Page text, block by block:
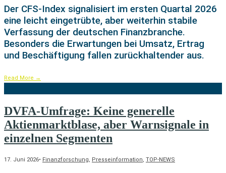
Der CFS-Index signalisiert im ersten Quartal 2026
eine leicht eingetrübte, aber weiterhin stabile
Verfassung der deutschen Finanzbranche.
Besonders die Erwartungen bei Umsatz, Ertrag
und Beschäftigung fallen zurückhaltender aus.
Read More →
DVFA-Umfrage: Keine generelle
Aktienmarktblase, aber Warnsignale in
einzelnen Segmenten
17. Juni 2026• Finanzforschung, Presseinformation, TOP-NEWS